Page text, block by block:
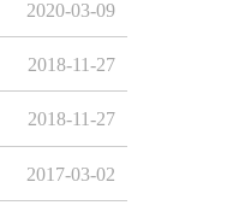
2020-03-09
2018-11-27
2018-11-27
2017-03-02